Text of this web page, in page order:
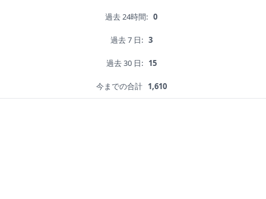
過去 24時間: 0
過去 7 日: 3
過去 30 日: 15
今までの合計 1,610